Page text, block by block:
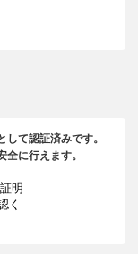
て認証済みです。
に行えます。